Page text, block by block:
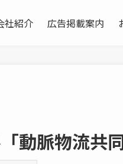
社紹介 広告掲載案内
動脈物流共